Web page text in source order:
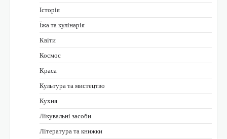
Історія
Їжа та кулінарія
Квіти
Космос
Краса
Культура та мистецтво
Кухня
Лікувальні засоби
Література та книжки